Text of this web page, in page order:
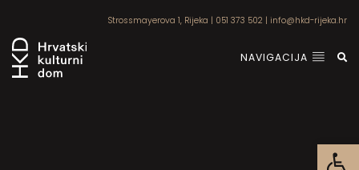
Strossmayerova 1, Rijeka | 051 373 502 | info@hkd-rijeka.hr
NAVIGACIJA